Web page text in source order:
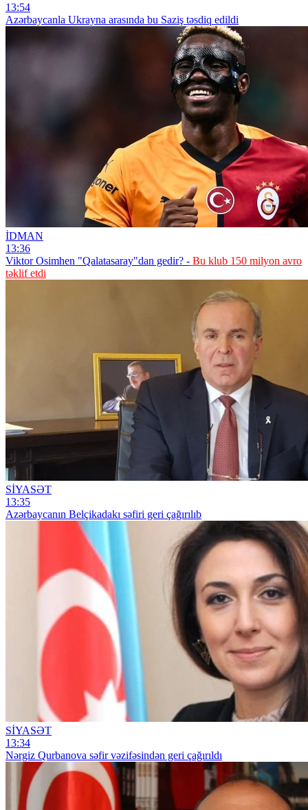
13:54
Azərbaycanla Ukrayna arasında bu Saziş təsdiq edildi
İDMAN
13:36
Viktor Osimhen "Qalatasaray"dan gedir? - Bu klub 150 milyon avro
təklif etdi
SİYASƏT
13:35
Azərbaycanın Belçikadakı səfiri geri çağırılıb
SİYASƏT
13:34
Nərgiz Qurbanova səfir vəzifəsindən geri çağırıldı